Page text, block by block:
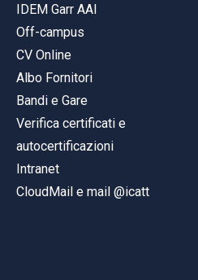
IDEM Garr AAI
Off-campus
CV Online
Albo Fornitori
Bandi e Gare
Verifica certificati e
autocertificazioni
Intranet
CloudMail e mail @icatt